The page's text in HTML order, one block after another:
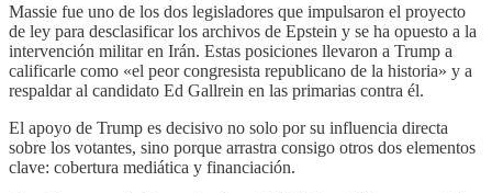
Massie fue uno de los dos legisladores que impulsaron el proyecto
de ley para desclasificar los archivos de Epstein y se ha opuesto a la
intervención militar en Irán. Estas posiciones llevaron a Trump a
calificarle como «el peor congresista republicano de la historia» y a
respaldar al candidato Ed Gallrein en las primarias contra él.
El apoyo de Trump es decisivo no solo por su influencia directa
sobre los votantes, sino porque arrastra consigo otros dos elementos
clave: cobertura mediática y financiación.